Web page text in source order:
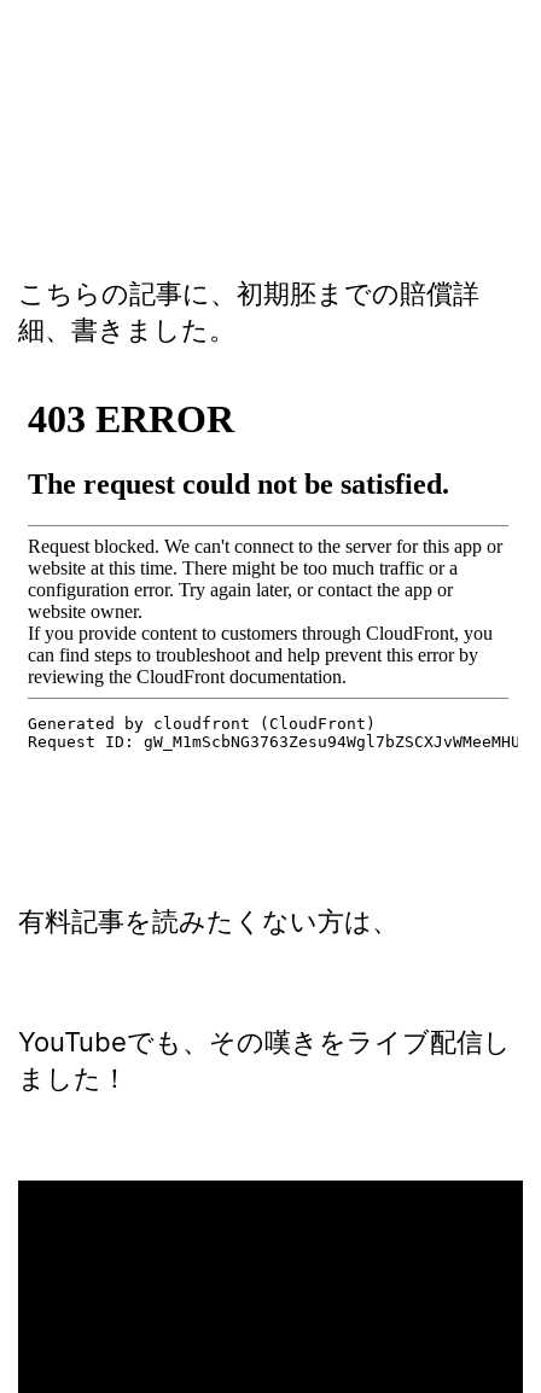
こちらの記事に、初期胚までの賠償詳
細、書きました。
有料記事を読みたくない方は、
YouTubeでも、その嘆きをライブ配信し
ました！